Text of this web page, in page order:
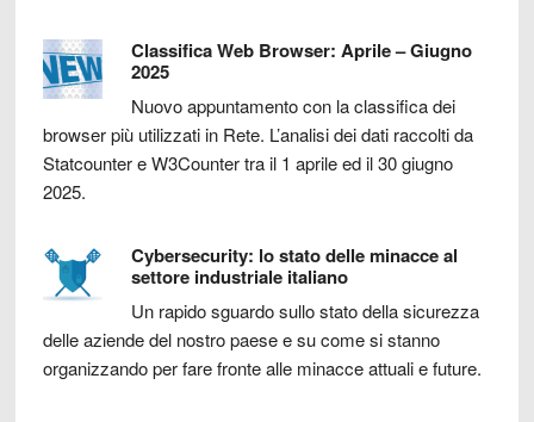
Classifica Web Browser: Aprile – Giugno
2025
Nuovo appuntamento con la classifica dei
browser più utilizzati in Rete. L’analisi dei dati raccolti da
Statcounter e W3Counter tra il 1 aprile ed il 30 giugno
2025.
Cybersecurity: lo stato delle minacce al
settore industriale italiano
Un rapido sguardo sullo stato della sicurezza
delle aziende del nostro paese e su come si stanno
organizzando per fare fronte alle minacce attuali e future.